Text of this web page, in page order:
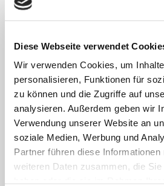
Diese Webseite verwendet
Wir verwenden Cookies, um
personalisieren, Funktionen für
zu können und die Zugriffe auf
analysieren. Außerdem geben wir
Verwendung unserer Website an
soziale Medien, Werbung und
Partner führen diese
weiteren Daten zusammen, die
8.500 Menschen arbeiten für das
anvertrauten Patient:innen,
FACHBEREICHE
Klinik für Allgemein-,
invasive Chirurgie
Klinik für Anästhesiologie &